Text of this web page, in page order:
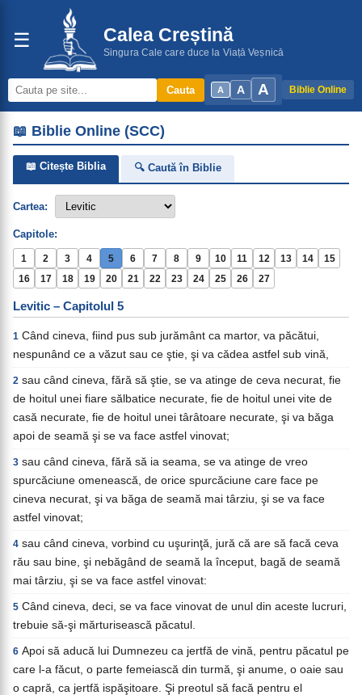
☰ Calea Creștină
Singura Cale care duce la Viață Veșnică
A A A Biblie Online
Cauta
📖 Biblie Online (SCC)
📖 Citește Biblia 🔍 Caută în Biblie
Cartea:
Capitole:
1 2 3 4 5 6 7 8 9 10 11 12 13 14
15
16
17 18 19 20 21 22 23 24 25 26 27
Levitic – Capitolul 5
1 Când cineva, fiind pus sub jurământ ca martor, va păcătui,
nespunând ce a văzut sau ce ştie, şi va cădea astfel sub vină,
2 sau când cineva, fără să ştie, se va atinge de ceva necurat, fie
de hoitul unei fiare sălbatice necurate, fie de hoitul unei vite de
casă necurate, fie de hoitul unei târâtoare necurate, şi va băga
apoi de seamă şi se va face astfel vinovat;
3 sau când cineva, fără să ia seama, se va atinge de vreo
spurcăciune omenească, de orice spurcăciune care face pe
cineva necurat, şi va băga de seamă mai târziu, şi se va face
astfel vinovat;
4 sau când cineva, vorbind cu uşurinţă, jură că are să facă ceva
rău sau bine, şi nebăgând de seamă la început, bagă de seamă
mai târziu, şi se va face astfel vinovat:
5 Când cineva, deci, se va face vinovat de unul din aceste lucruri,
trebuie să-şi mărturisească păcatul.
6 Apoi să aducă lui Dumnezeu ca jertfă de vină, pentru păcatul pe
care l-a făcut, o parte femeiască din turmă, şi anume, o oaie sau
o capră, ca jertfă ispăşitoare. Şi preotul să facă pentru el